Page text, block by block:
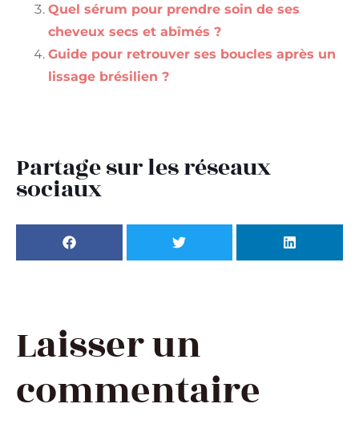
Quel sérum pour prendre soin de ses
cheveux secs et abîmés ?
Guide pour retrouver ses boucles après un
lissage brésilien ?
Partage sur les réseaux
sociaux
Laisser un
commentaire